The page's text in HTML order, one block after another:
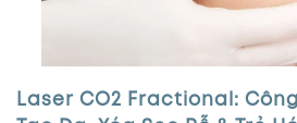
Laser CO2 Fractional: